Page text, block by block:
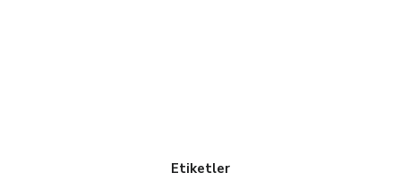
Etiketler